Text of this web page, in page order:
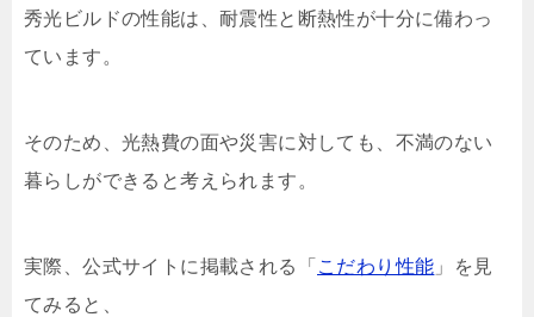
秀光ビルドの性能は、耐震性と断熱性が十分に備わっ
ています。
そのため、光熱費の面や災害に対しても、不満のない
暮らしができると考えられます。
実際、公式サイトに掲載される「 こだわり性能 」を見
てみると、